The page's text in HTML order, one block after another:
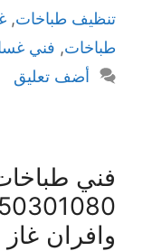
تنظيف طباخات,
طباخات, فني
أضف تعليق
فني
وافران غاز